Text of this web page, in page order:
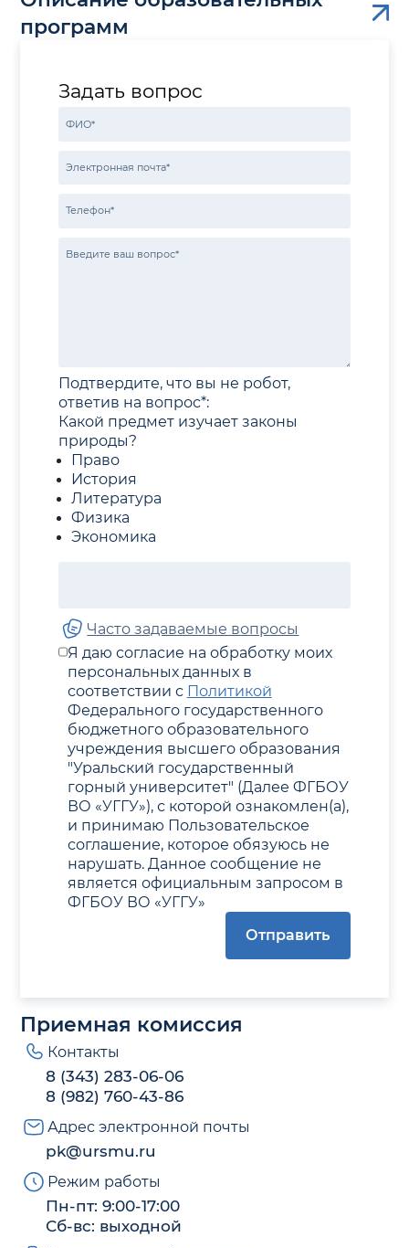
программ
Задать вопрос
Подтвердите, что вы не робот,
ответив на вопрос*:
Какой предмет изучает законы
природы?
Право
История
Литература
Физика
Экономика
Часто задаваемые вопросы
Я даю согласие на обработку моих
персональных данных в
соответствии с Политикой
Федерального государственного
бюджетного образовательного
учреждения высшего образования
"Уральский государственный
горный университет" (Далее ФГБОУ
ВО «УГГУ»), с которой ознакомлен(а),
и принимаю Пользовательское
соглашение, которое обязуюсь не
нарушать. Данное сообщение не
является официальным запросом в
ФГБОУ ВО «УГГУ»
Отправить
Приемная комиссия
Контакты
8 (343) 283-06-06
8 (982) 760-43-86
Адрес электронной почты
pk@ursmu.ru
Режим работы
Пн-пт: 9:00-17:00
Сб-вс: выходной